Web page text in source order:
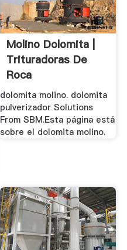
Molino Dolomita |
Trituradoras De
Roca
dolomita molino. dolomita
pulverizador Solutions
From SBM.Esta página está
sobre el dolomita molino.